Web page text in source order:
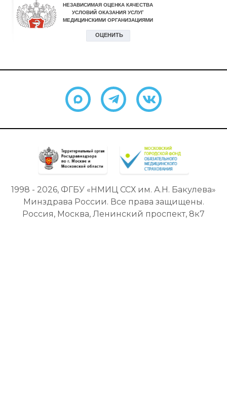
1998 - 2026, ФГБУ «НМИЦ ССХ им. А.Н. Бакулева»
Минздрава России. Все права защищены.
Россия, Москва, Ленинский проспект, 8к7